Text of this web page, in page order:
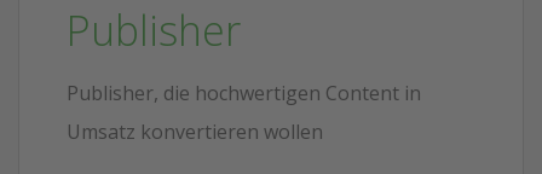
Publisher
Publisher, die hochwertigen Content in
Umsatz konvertieren wollen